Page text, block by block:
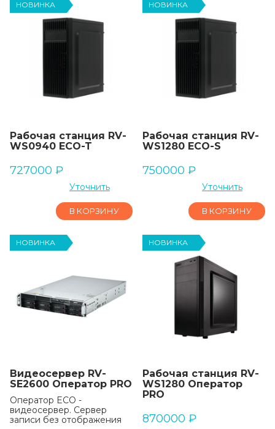
НОВИНКА
Рабочая станция RV-
WS0940 ECO-T
727000 ₽
Уточнить
В КОРЗИНУ
НОВИНКА
Рабочая станция RV-
WS1280 ECO-S
750000 ₽
Уточнить
В КОРЗИНУ
НОВИНКА
Видеосервер RV-
SE2600 Оператор PRO
Оператор ECO -
видеосервер. Сервер
записи без отображения
НОВИНКА
Рабочая станция RV-
WS1280 Оператор
PRO
870000 ₽